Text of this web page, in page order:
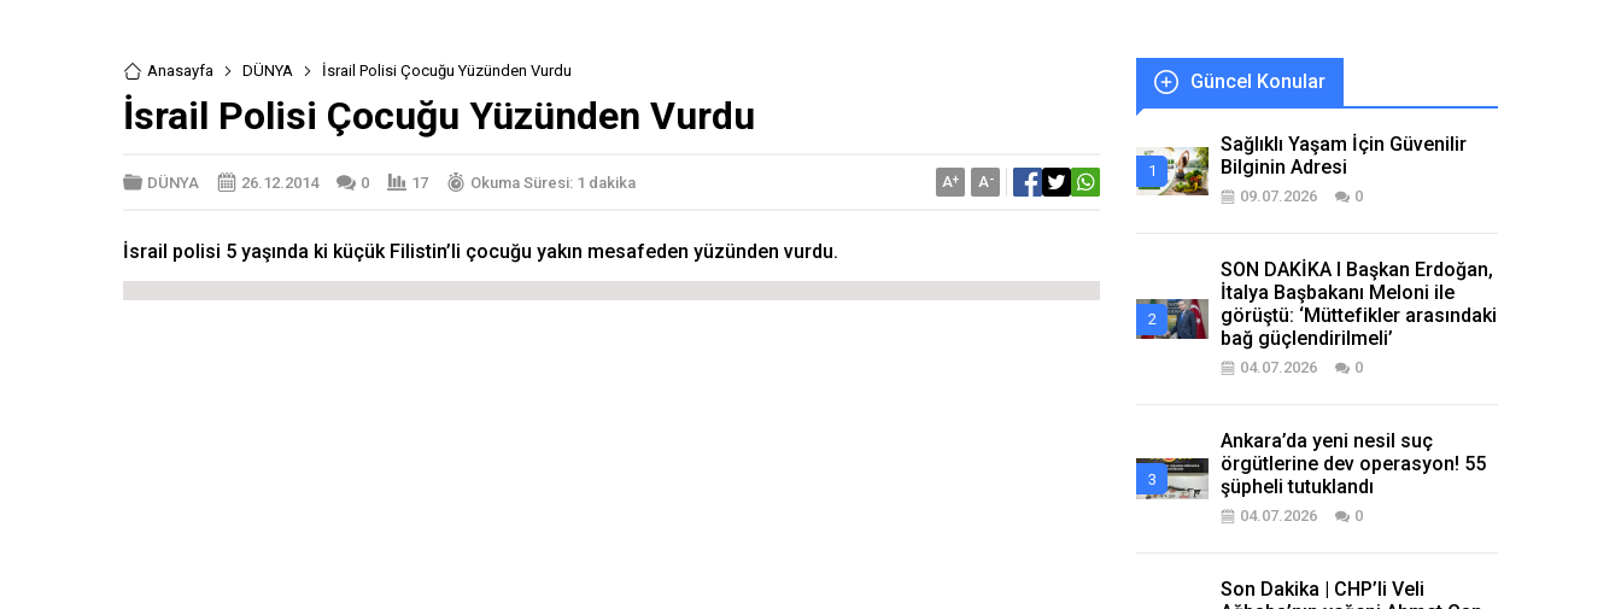
Anasayfa DÜNYA İsrail Polisi Çocuğu Yüzünden Vurdu
İsrail Polisi Çocuğu Yüzünden Vurdu
DÜNYA 26.12.2014 0 17 Okuma Süresi: 1 dakika A+ A-
İsrail polisi 5 yaşında ki küçük Filistin’li çocuğu yakın mesafeden yüzünden vurdu.
Güncel Konular
Sağlıklı Yaşam İçin Güvenilir
Bilginin Adresi
09.07.2026 0
SON DAKİKA I Başkan Erdoğan,
İtalya Başbakanı Meloni ile
görüştü: ‘Müttefikler arasındaki
bağ güçlendirilmeli’
04.07.2026 0
Ankara’da yeni nesil suç
örgütlerine dev operasyon! 55
şüpheli tutuklandı
04.07.2026 0
Son Dakika | CHP’li Veli